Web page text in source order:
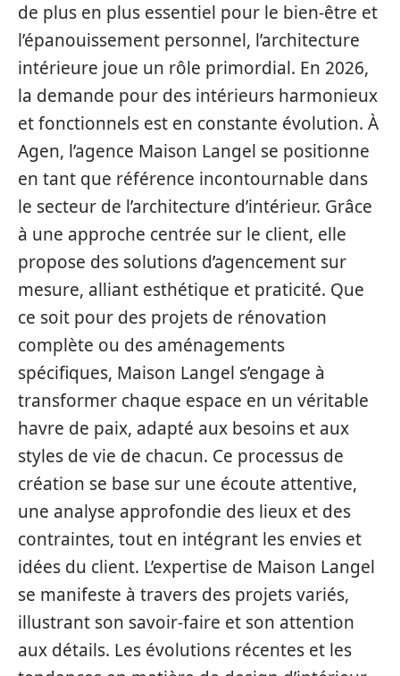
de plus en plus essentiel pour le bien-être et
l’épanouissement personnel, l’architecture
intérieure joue un rôle primordial. En 2026,
la demande pour des intérieurs harmonieux
et fonctionnels est en constante évolution. À
Agen, l’agence Maison Langel se positionne
en tant que référence incontournable dans
le secteur de l’architecture d’intérieur. Grâce
à une approche centrée sur le client, elle
propose des solutions d’agencement sur
mesure, alliant esthétique et praticité. Que
ce soit pour des projets de rénovation
complète ou des aménagements
spécifiques, Maison Langel s’engage à
transformer chaque espace en un véritable
havre de paix, adapté aux besoins et aux
styles de vie de chacun. Ce processus de
création se base sur une écoute attentive,
une analyse approfondie des lieux et des
contraintes, tout en intégrant les envies et
idées du client. L’expertise de Maison Langel
se manifeste à travers des projets variés,
illustrant son savoir-faire et son attention
aux détails. Les évolutions récentes et les